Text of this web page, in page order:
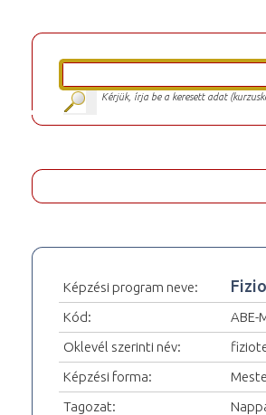
Kérjük, írja be a keresett adat
Képzési program neve:
Kód:
ABE-
Oklevél szerinti név:
Képzési forma:
Tagozat: